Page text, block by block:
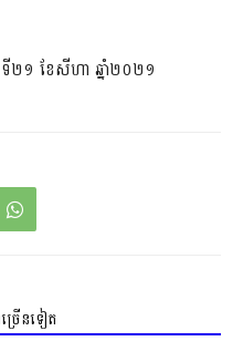
២១ ខែសីហា ឆ្នាំ២០២១
រើនទៀត